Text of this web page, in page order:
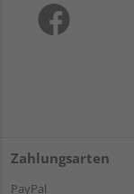
Zahlungsarten
PayPal